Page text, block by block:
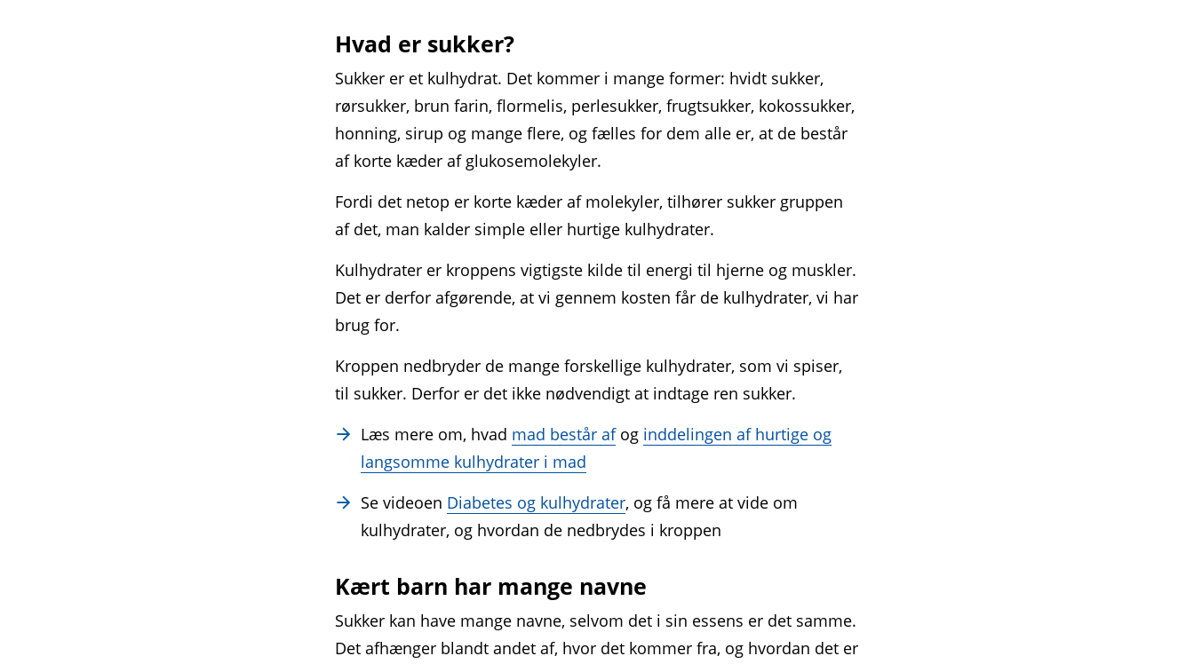
Hvad er sukker?
Sukker er et kulhydrat. Det kommer i mange former: hvidt sukker,
rørsukker, brun farin, flormelis, perle­sukker, frugtsukker, kokossukker,
honning, sirup og mange flere, og fælles for dem alle er, at de består
af korte kæder af glukose­molekyler.
Fordi det netop er korte kæder af molekyler, tilhører sukker gruppen
af det, man kalder simple eller hurtige kulhydrater.
Kulhydrater er kroppens vigtigste kilde til energi til hjerne og muskler.
Det er derfor afgørende, at vi gennem kosten får de kulhydrater, vi har
brug for.
Kroppen nedbryder de mange forskellige kulhydrater, som vi spiser,
til sukker. Derfor er det ikke nødvendigt at indtage ren sukker.
Læs mere om, hvad mad består afog inddelingen af hurtige og
langsomme kulhydrater i mad
Se videoen Diabetes og kulhydrater, og få mere at vide om
kulhydrater, og hvordan de nedbrydes i kroppen
Kært barn har mange navne
Sukker kan have mange navne, selvom det i sin essens er det samme.
Det afhænger blandt andet af, hvor det kommer fra, og hvordan det er